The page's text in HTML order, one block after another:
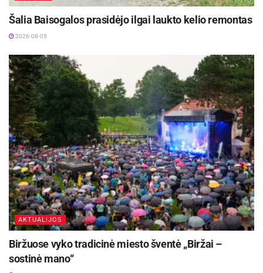
Šalia Baisogalos prasidėjo ilgai laukto kelio remontas
2026-08-05
AKTUALIJOS
Biržuose vyko tradicinė miesto šventė „Biržai –
sostinė mano“